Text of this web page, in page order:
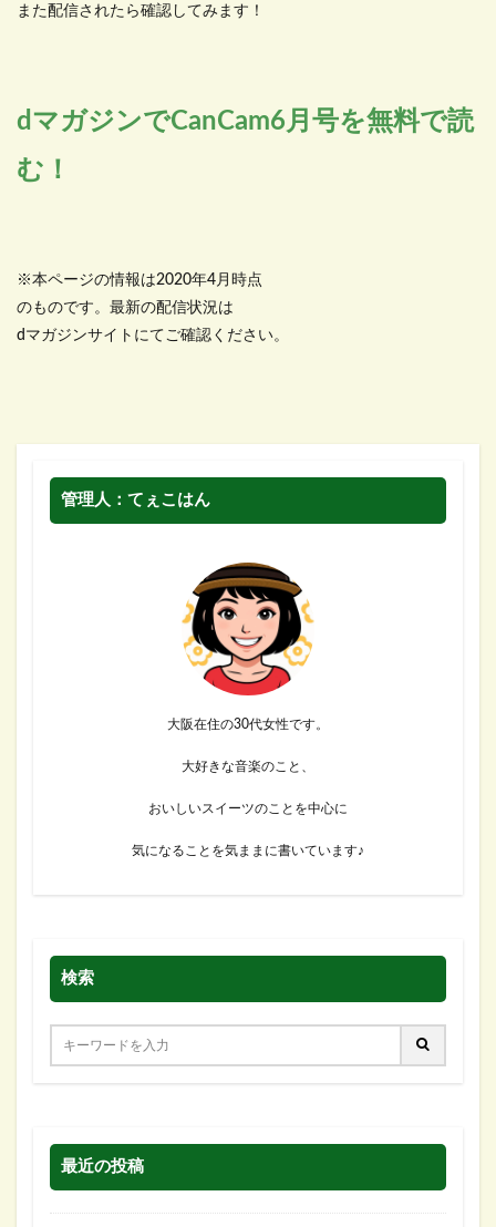
また配信されたら確認してみます！
dマガジンでCanCam6月号を無料で読
む！
※本ページの情報は2020年4月時点
のものです。最新の配信状況は
dマガジンサイトにてご確認ください。
管理人：てぇこはん
大阪在住の30代女性です。
大好きな音楽のこと、
おいしいスイーツのことを中心に
気になることを気ままに書いています♪
検索
最近の投稿